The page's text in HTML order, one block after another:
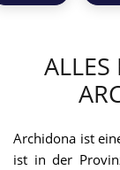
ALLES
Archidona ist
ist in der